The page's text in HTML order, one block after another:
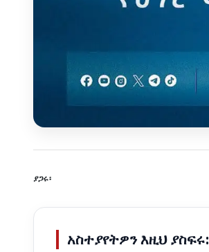
ያጋሩ፡
አስተያየትዎን እዚህ ያስፍሩ: